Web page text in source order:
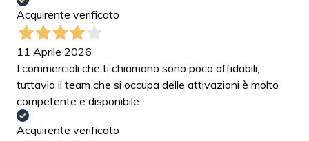
Acquirente verificato
11 Aprile 2026
I commerciali che ti chiamano sono poco affidabili,
tuttavia il team che si occupa delle attivazioni è molto
competente e disponibile
Acquirente verificato